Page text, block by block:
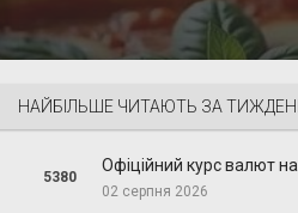
НАЙБІЛЬШЕ ЧИТАЮТЬ ЗА
5380
Офіційний курс валют
02 серпня 2026